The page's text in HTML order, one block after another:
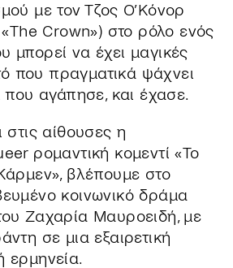
με τον Τζος Ο’Κόνορ
Crown») στο ρόλο ενός
μπορεί να έχει μαγικές
που πραγματικά ψάχνει
που αγάπησε, και έχασε.
στις αίθουσες η
ρομαντική κομεντί «Το
βλέπουμε στο
κοινωνικό δράμα
Ζαχαρία Μαυροειδή, με
σε μια εξαιρετική
ερμηνεία.